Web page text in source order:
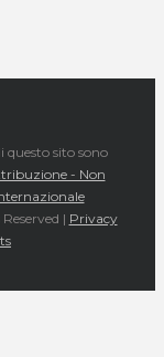
questo sito sono
- Non
| Privacy